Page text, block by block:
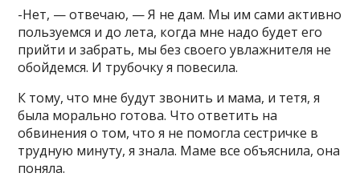
-Нет, — отвечаю, — Я не дам. Мы им сами активно
пользуемся и до лета, когда мне надо будет его
прийти и забрать, мы без своего увлажнителя не
обойдемся. И трубочку я повесила.
К тому, что мне будут звонить и мама, и тетя, я
была морально готова. Что ответить на
обвинения о том, что я не помогла сестричке в
трудную минуту, я знала. Маме все объяснила, она
поняла.